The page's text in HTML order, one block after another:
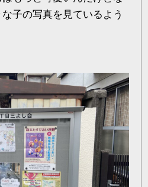
子の写真を見ているよう